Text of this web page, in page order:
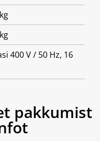
400 V / 50 Hz, 16
pakkumist